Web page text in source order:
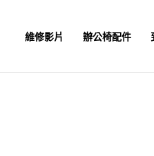
維修影片 辦公椅配件